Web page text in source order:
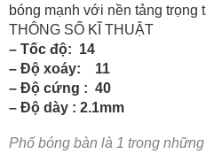
bóng mạnh với nền tảng trọng
THÔNG SỐ KĨ THUẬT
– Tốc độ: 14
– Độ xoáy: 11
– Độ cứng : 40
– Độ dày : 2.1mm
Phố bóng bàn là 1 trong